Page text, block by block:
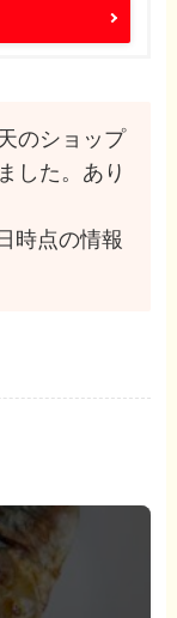
のショップ
した。あり
時点の情報